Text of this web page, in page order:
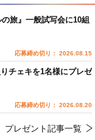
旅』一般試写会に10組
応募締め切り： 2026.08.15
チェキを1名様にプレゼ
応募締め切り： 2026.08.20
プレゼント記事一覧